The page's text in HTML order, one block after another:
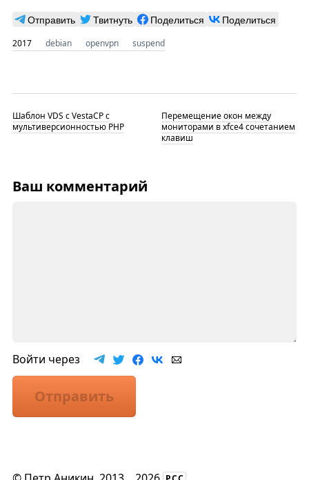
Отправить Твитнуть Поделиться Поделиться
2017 debian openvpn suspend
Шаблон VDS с VestaCP c
мультиверсионностью PHP
Перемещение окон между
мониторами в xfce4 сочетанием
клавиш
Ваш комментарий
Войти через
Отправить